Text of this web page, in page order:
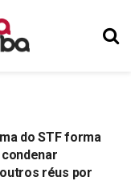
do STF forma
réus por